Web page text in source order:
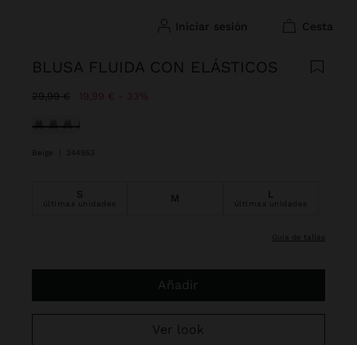
iniciar sesión cesta
BLUSA FLUIDA CON ELÁSTICOS
Precio rebajado de
29,99 €A 19,99 € 33%
Seleccionado
Beige 244953
S
últimas unidades M L
últimas unidades
guía de tallas
Añadir
Ver look